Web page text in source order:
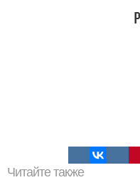
Читайте также